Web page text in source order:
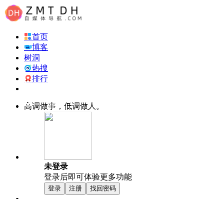
首页
博客
树洞
热搜
排行
高调做事，低调做人。
未登录
登录后即可体验更多功能
登录 注册 找回密码